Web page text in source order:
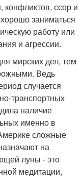
конфликтов, ссор и
заниматься
работу или
и агрессии.
мирских дел, тем
Ведь
случается
транспортных
наличие
именно в
сложные
на
луны - это
медитации,